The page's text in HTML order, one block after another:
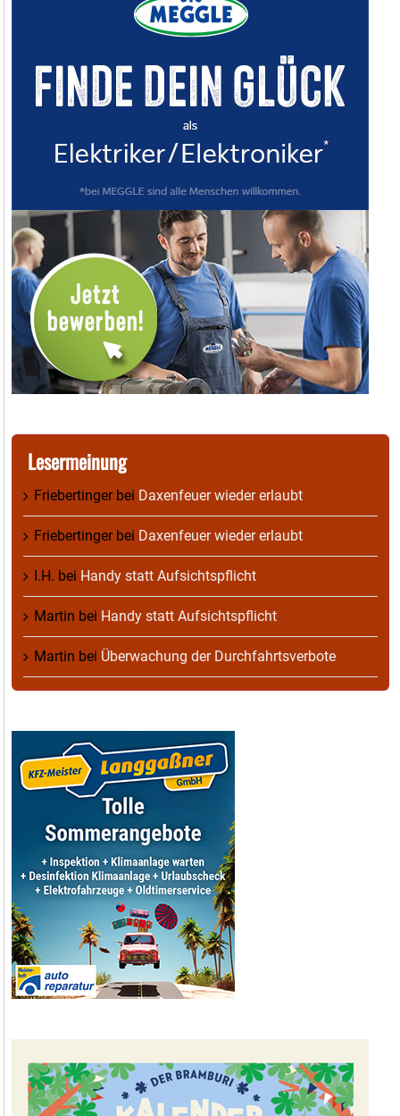
Lesermeinung
Friebertingerbei Daxenfeuer wieder erlaubt
Friebertingerbei Daxenfeuer wieder erlaubt
I.H. bei Handy statt Aufsichtspflicht
Martin bei Handy statt Aufsichtspflicht
Martin bei Überwachung der Durchfahrtsverbote